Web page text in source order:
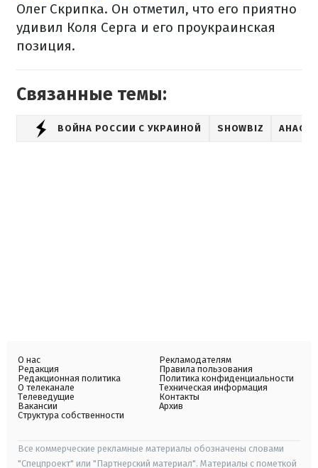
Олег Скрипка. Он отметил, что его приятно
удивил Коля Серга и его проукраинская
позиция.
Связанные темы:
ВОЙНА РОССИИ С УКРАИНОЙ SHOWBIZ
О нас
Редакция
Редакционная политика
О телеканале
Телеведущие
Вакансии
Структура собственности
Рекламодателям
Правила пользования
Политика конфиденциальности
Техническая информация
Контакты
Архив
Все коммерческие рекламные материалы обозначены словами
"Спецпроект" или "Партнерский материал". Материалы с пометкой